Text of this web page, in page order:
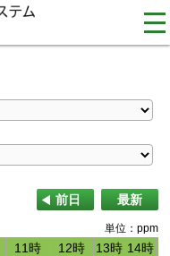
前日 最新
単位：ppm
11時 12時 13時 14時
11時 12時 13時 14時